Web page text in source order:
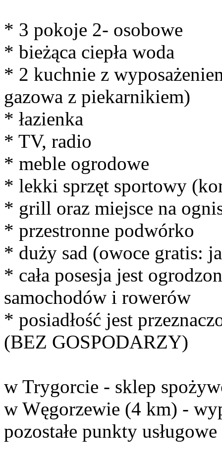
* 3 pokoje 2- osobowe
* bieżąca ciepła woda
* 2 kuchnie z
gazowa z piekarnikiem)
* łazienka
* TV, radio
* meble ogrodowe
* lekki sprzęt sportowy
* grill oraz miejsce na
* przestronne podwórko
* duży sad (owoce gratis:
* cała posesja jest
samochodów i rowerów
* posiadłość jest
(BEZ GOSPODARZY)
w Trygorcie - sklep
w Węgorzewie (4 km) -
pozostałe punkty usługowe